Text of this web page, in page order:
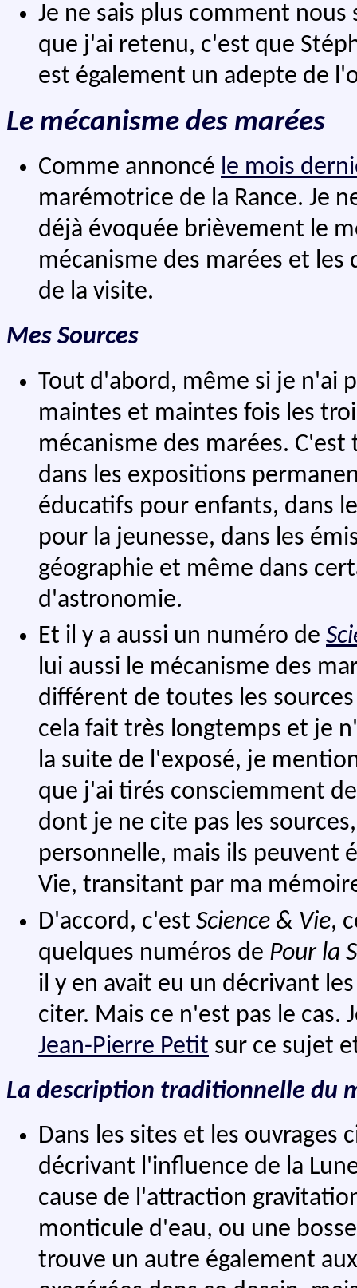
Je ne sais plus comment
que j'ai retenu, c'est que
est également un adepte de
Le mécanisme des marées
Comme annoncé le mois
marémotrice de la Rance. Je
déjà évoquée brièvement le
mécanisme des marées et
de la visite.
Mes Sources
Tout d'abord, même si je n'ai
maintes et maintes fois les
mécanisme des marées.
dans les expositions
éducatifs pour enfants, dans
pour la jeunesse, dans les
géographie et même dans
d'astronomie.
Et il y a aussi un numéro de
lui aussi le mécanisme des
différent de toutes les
cela fait très longtemps et je
la suite de l'exposé, je
que j'ai tirés consciemment
dont je ne cite pas les
personnelle, mais ils peuvent
Vie, transitant par ma
D'accord, c'est Science & Vie,
quelques numéros de Pour la
il y en avait eu un décrivant
citer. Mais ce n'est pas le cas.
Jean-Pierre Petit sur ce sujet
La description traditionnelle du
Dans les sites et les ouvrages
décrivant l'influence de la
cause de l'attraction
monticule d'eau, ou une
trouve un autre également